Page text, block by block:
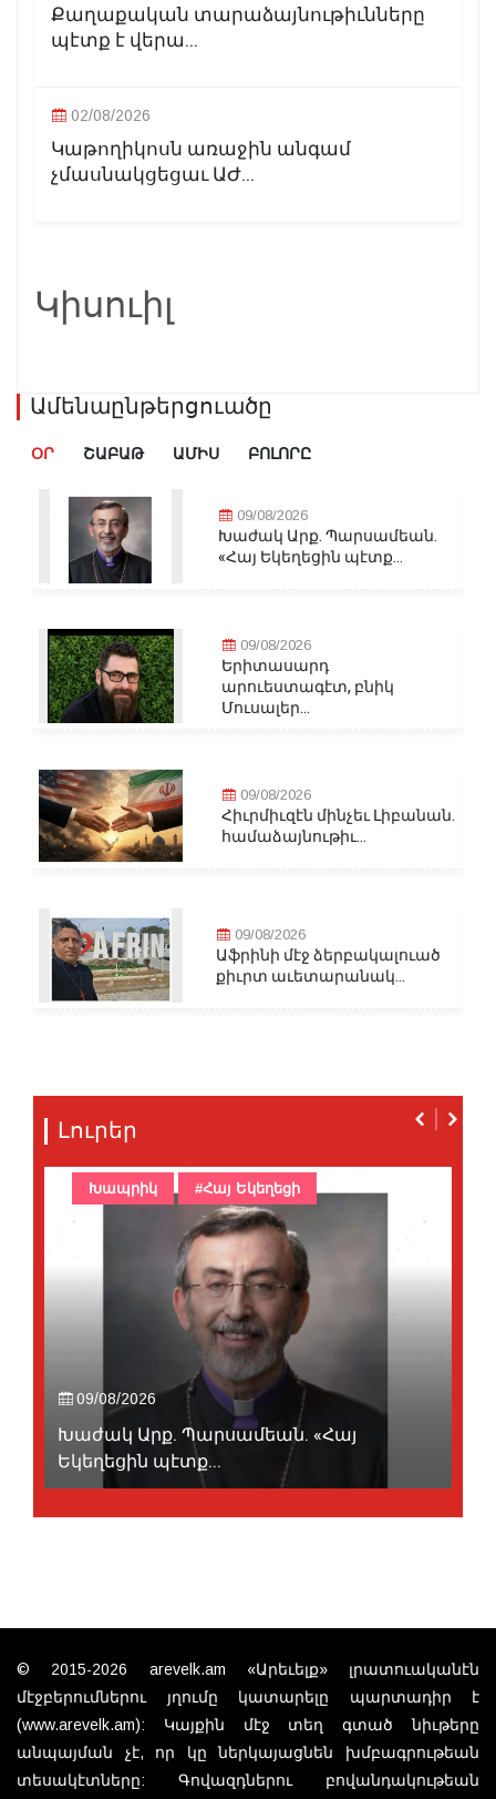
Քաղաքական տարաձայնութիւնները
պէտք է վերա...
02/08/2026
Կաթողիկոսն առաջին անգամ
չմասնակցեցաւ ԱԺ...
Կիսուիլ
Ամենաընթերցուածը
ՕՐ ՇԱԲԱԹ ԱՄԻՍ ԲՈԼՈՐԸ
09/08/2026
Խաժակ Արք. Պարսամեան.
«Հայ Եկեղեցին պէտք...
09/08/2026
Երիտասարդ
արուեստագէտ, բնիկ
Մուսալեր...
09/08/2026
Հիւրմիւզէն մինչեւ Լիբանան.
համաձայնութիւ...
09/08/2026
Աֆրինի մէջ ձերբակալուած
քիւրտ աւետարանակ...
Լուրեր
09/08/2026
Խաժակ Արք. Պարսամեան. «Հայ
Եկեղեցին պէտք...
Խապրիկ #Հայ Եկեղեցի
© 2015-2026 arevelk.am «Արեւելք» լրատուականէն
մէջբերումներու յղումը կատարելը պարտադիր է
(www.arevelk.am): Կայքին մէջ տեղ գտած նիւթերը
անպայման չէ, որ կը ներկայացնեն խմբագրութեան
տեսակէտները: Գովազդներու բովանդակութեան